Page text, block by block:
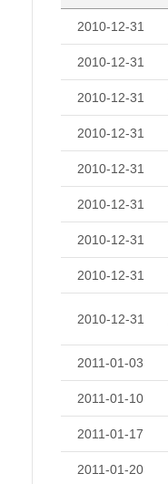
2010-12-31
2010-12-31
2010-12-31
2010-12-31
2010-12-31
2010-12-31
2010-12-31
2010-12-31
2010-12-31
2011-01-03
2011-01-10
2011-01-17
2011-01-20